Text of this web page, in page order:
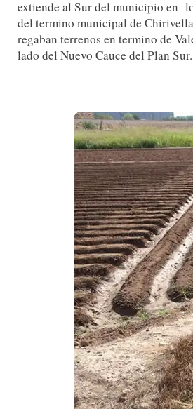
extiende al Sur del municipio en
del termino municipal de
regaban terrenos en termino de
lado del Nuevo Cauce del Plan Sur.